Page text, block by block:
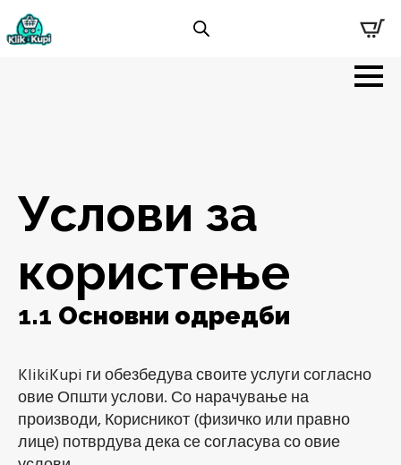
Услови за
користење
1.1 Основни одредби
KlikiKupi ги обезбедува своите услуги согласно
овие Општи услови. Со нарачување на
производи, Корисникот (физичко или правно
лице) потврдува дека се согласува со овие